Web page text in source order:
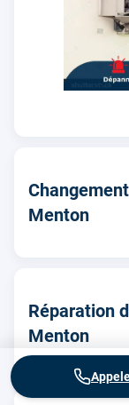
Menton
Réparation
Menton